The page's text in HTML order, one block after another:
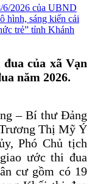
2026 của UBND
hình, sáng kiến cải
trẻ” tỉnh Khánh
của xã Vạn
năm 2026.
– Bí thư Đảng
Thị Mỹ Ý
Phó Chủ tịch
ước thi đua
cư gồm có 19